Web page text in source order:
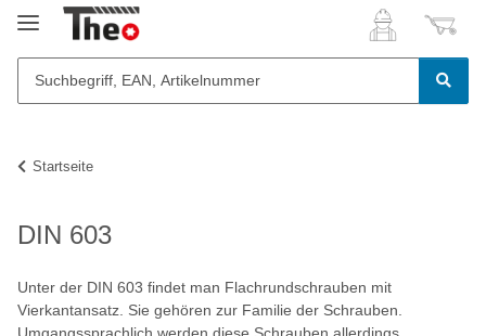
Startseite
DIN 603
Unter der DIN 603 findet man Flachrundschrauben mit
Vierkantansatz. Sie gehören zur Familie der Schrauben.
Umgangssprachlich werden diese Schrauben allerdings